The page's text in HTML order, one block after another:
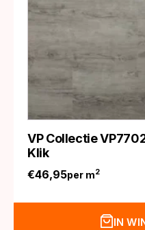
VP Collectie
Klik
€46,95per m2
IN